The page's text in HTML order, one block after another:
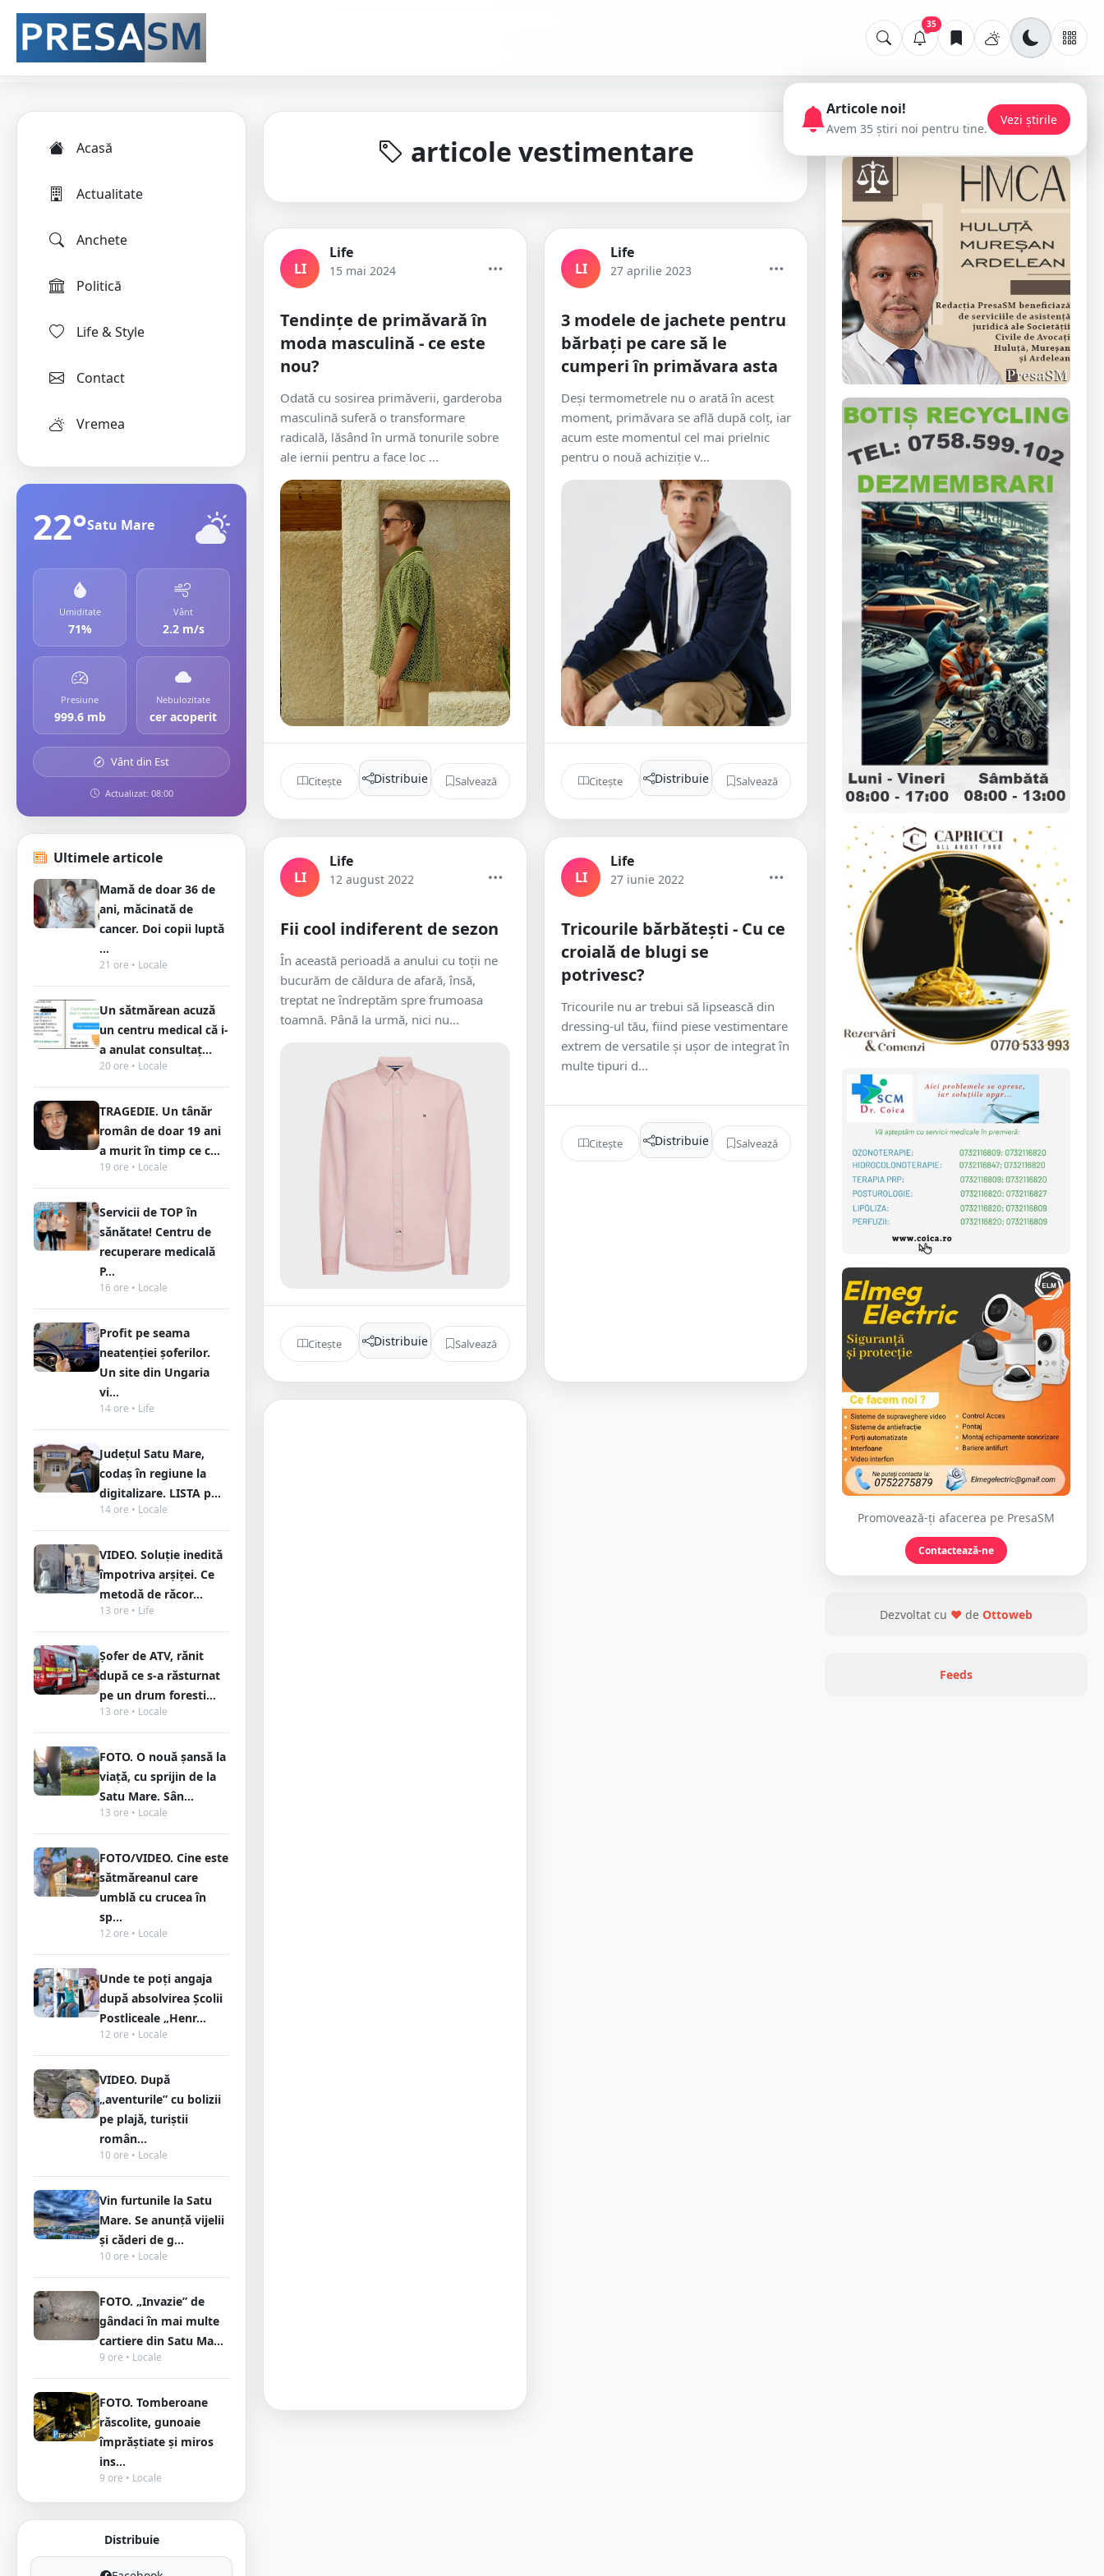
35
Acasă
Actualitate
Anchete
Politică
Life & Style
Contact
Vremea
22°Satu Mare
Umiditate
71%
Vânt
2.2 m/s
Presiune
999.6 mb
Nebulozitate
cer acoperit
Vânt din Est
Actualizat: 08:00
Ultimele articole
Mamă de doar 36 de
ani, măcinată de
cancer. Doi copii luptă
...
21 ore • Locale
Un sătmărean acuză
un centru medical că i-
a anulat consultaț...
20 ore • Locale
TRAGEDIE. Un tânăr
român de doar 19 ani
a murit în timp ce c...
19 ore • Locale
Servicii de TOP în
sănătate! Centru de
recuperare medicală
P...
16 ore • Locale
Profit pe seama
neatenției șoferilor.
Un site din Ungaria
vi...
14 ore • Life
Județul Satu Mare,
codaș în regiune la
digitalizare. LISTA p...
14 ore • Locale
VIDEO. Soluție inedită
împotriva arșiței. Ce
metodă de răcor...
13 ore • Life
Șofer de ATV, rănit
după ce s-a răsturnat
pe un drum foresti...
13 ore • Locale
FOTO. O nouă șansă la
viață, cu sprijin de la
Satu Mare. Sân...
13 ore • Locale
FOTO/VIDEO. Cine este
sătmăreanul care
umblă cu crucea în
sp...
12 ore • Locale
Unde te poți angaja
după absolvirea Școlii
Postliceale „Henr...
12 ore • Locale
VIDEO. După
„aventurile” cu bolizii
pe plajă, turiștii
român...
10 ore • Locale
Vin furtunile la Satu
Mare. Se anunță vijelii
și căderi de g...
10 ore • Locale
FOTO. „Invazie” de
gândaci în mai multe
cartiere din Satu Ma...
9 ore • Locale
FOTO. Tomberoane
răscolite, gunoaie
împrăștiate și miros
ins...
9 ore • Locale
Distribuie
articole vestimentare
LI
Life
15 mai 2024
Tendințe de primăvară în
moda masculină - ce este
nou?
Odată cu sosirea primăverii, garderoba
masculină suferă o transformare
radicală, lăsând în urmă tonurile sobre
ale iernii pentru a face loc ...
Citește Distribuie Salvează
LI
Life
27 aprilie 2023
3 modele de jachete pentru
bărbați pe care să le
cumperi în primăvara asta
Deși termometrele nu o arată în acest
moment, primăvara se află după colț, iar
acum este momentul cel mai prielnic
pentru o nouă achiziție v...
Citește Distribuie Salvează
LI
Life
12 august 2022
Fii cool indiferent de sezon
În această perioadă a anului cu toții ne
bucurăm de căldura de afară, însă,
treptat ne îndreptăm spre frumoasa
toamnă. Până la urmă, nici nu...
Citește Distribuie Salvează
LI
Life
27 iunie 2022
Tricourile bărbăteşti - Cu ce
croială de blugi se
potrivesc?
Tricourile nu ar trebui să lipsească din
dressing-ul tău, fiind piese vestimentare
extrem de versatile şi uşor de integrat în
multe tipuri d...
Citește Distribuie Salvează
📢 Publicitate
Promovează-ți afacerea pe PresaSM
Contactează-ne
Dezvoltat cu ❤ de Ottoweb
Feeds
Articole noi!
Avem 35 știri noi pentru tine.
Vezi știrile